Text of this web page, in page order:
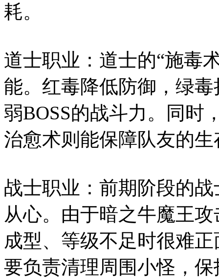
耗。
道士职业：道士的“施毒
能。红毒降低防御，绿
弱BOSS的战斗力。同时
治愈术则能保障队友的
战士职业：前期阶段的
从心。由于暗之牛魔王
成型、等级不足时很难
要负责清理周围小怪，